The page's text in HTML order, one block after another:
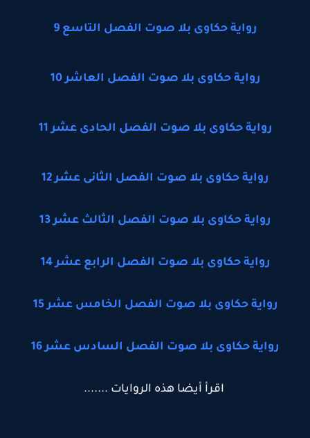
رواية حكاوى بلا صوت الفصل التاسع 9
رواية حكاوى بلا صوت الفصل العاشر 10
رواية حكاوى بلا صوت الفصل الحادى عشر 11
رواية حكاوى بلا صوت الفصل الثانى عشر 12
رواية حكاوى بلا صوت الفصل الثالث عشر 13
رواية حكاوى بلا صوت الفصل الرابع عشر 14
رواية حكاوى بلا صوت الفصل الخامس عشر 15
رواية حكاوى بلا صوت الفصل السادس عشر 16
اقرأ أيضا هذه الروايات .......